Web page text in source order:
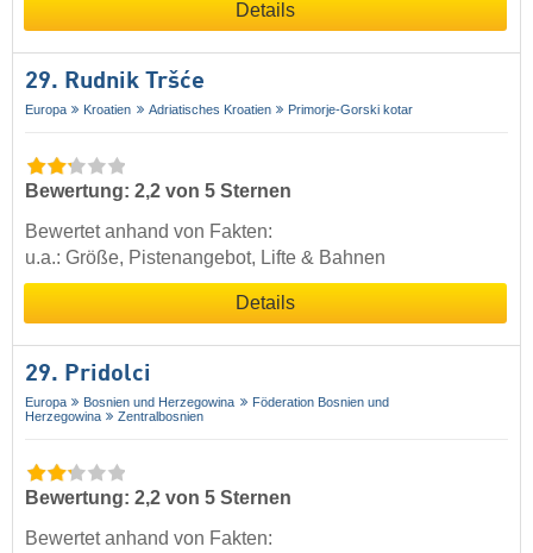
Details
29. Rudnik Tršće
Europa Kroatien Adriatisches Kroatien Primorje-Gorski kotar
Bewertung: 2,2 von 5 Sternen
Bewertet anhand von Fakten:
u.a.: Größe, Pistenangebot, Lifte & Bahnen
Details
29. Pridolci
Europa Bosnien und Herzegowina
Föderation Bosnien und
Herzegowina
Zentralbosnien
Bewertung: 2,2 von 5 Sternen
Bewertet anhand von Fakten: